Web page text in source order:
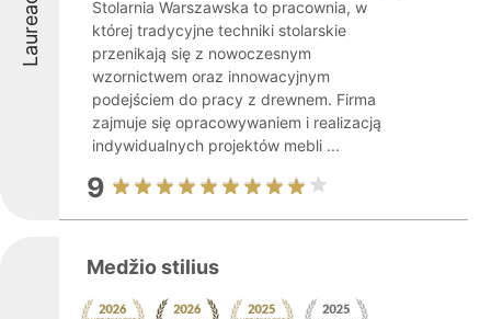
Laureaci
Stolarnia Warszawska to pracownia, w
której tradycyjne techniki stolarskie
przenikają się z nowoczesnym
wzornictwem oraz innowacyjnym
podejściem do pracy z drewnem. Firma
zajmuje się opracowywaniem i realizacją
indywidualnych projektów mebli ...
9
Medžio stilius